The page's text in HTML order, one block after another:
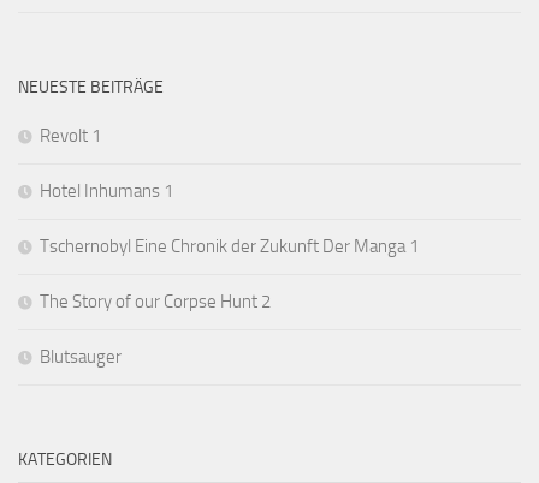
NEUESTE BEITRÄGE
Revolt 1
Hotel Inhumans 1
Tschernobyl Eine Chronik der Zukunft Der Manga 1
The Story of our Corpse Hunt 2
Blutsauger
KATEGORIEN